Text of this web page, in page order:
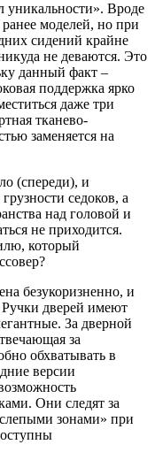
уникальности». Вроде
моделей, но при
сидений крайне
не деваются. Это
данный факт –
поддержка ярко
даже три
тканево-
заменяется на
(спереди), и
седоков, а
над головой и
не приходится.
который
безукоризненно, и
Ручки дверей имеют
За дверной
за
обхватывать в
версии
Они следят за
зонами» при